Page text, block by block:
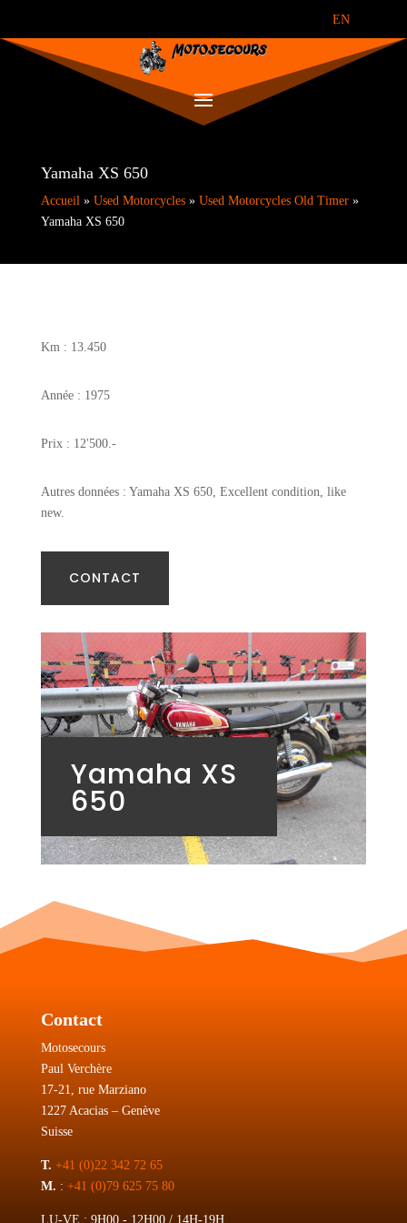
EN
Yamaha XS 650
Accueil » Used Motorcycles» Used Motorcycles Old Timer»
Yamaha XS 650
Km : 13.450
Année : 1975
Prix : 12'500.-
Autres données : Yamaha XS 650, Excellent condition, like
new.
CONTACT
Yamaha XS
650
Contact
Motosecours
Paul Verchère
17-21, rue Marziano
1227 Acacias – Genève
Suisse
T. +41 (0)22 342 72 65
M. : +41 (0)79 625 75 80
LU-VE : 9H00 - 12H00 / 14H-19H